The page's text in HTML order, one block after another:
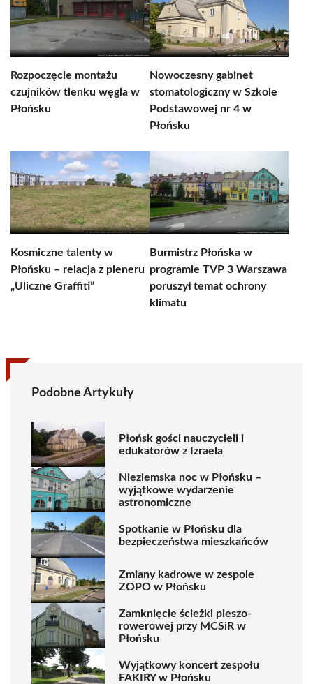
Rozpoczęcie montażu
czujników tlenku węgla w
Płońsku
Nowoczesny gabinet
stomatologiczny w Szkole
Podstawowej nr 4 w
Płońsku
Kosmiczne talenty w
Płońsku – relacja z pleneru
„Uliczne Graffiti”
Burmistrz Płońska w
programie TVP 3 Warszawa
poruszył temat ochrony
klimatu
Podobne Artykuły
Płońsk gości nauczycieli i
edukatorów z Izraela
Nieziemska noc w Płońsku –
wyjątkowe wydarzenie
astronomiczne
Spotkanie w Płońsku dla
bezpieczeństwa mieszkańców
Zmiany kadrowe w zespole
ZOPO w Płońsku
Zamknięcie ścieżki pieszo-
rowerowej przy MCSiR w
Płońsku
Wyjątkowy koncert zespołu
FAKIRY w Płońsku